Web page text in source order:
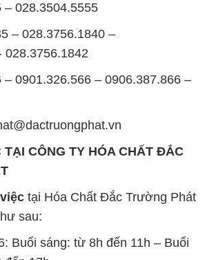
– 028.3504.5555
– 028.3756.1840 –
028.3756.1842
– 0901.326.566 – 0906.387.866 –
TẠI CÔNG TY HÓA CHẤT ĐẮC
tại Hóa Chất Đắc Trường Phát
sau:
Buổi sáng: từ 8h đến 11h – Buổi